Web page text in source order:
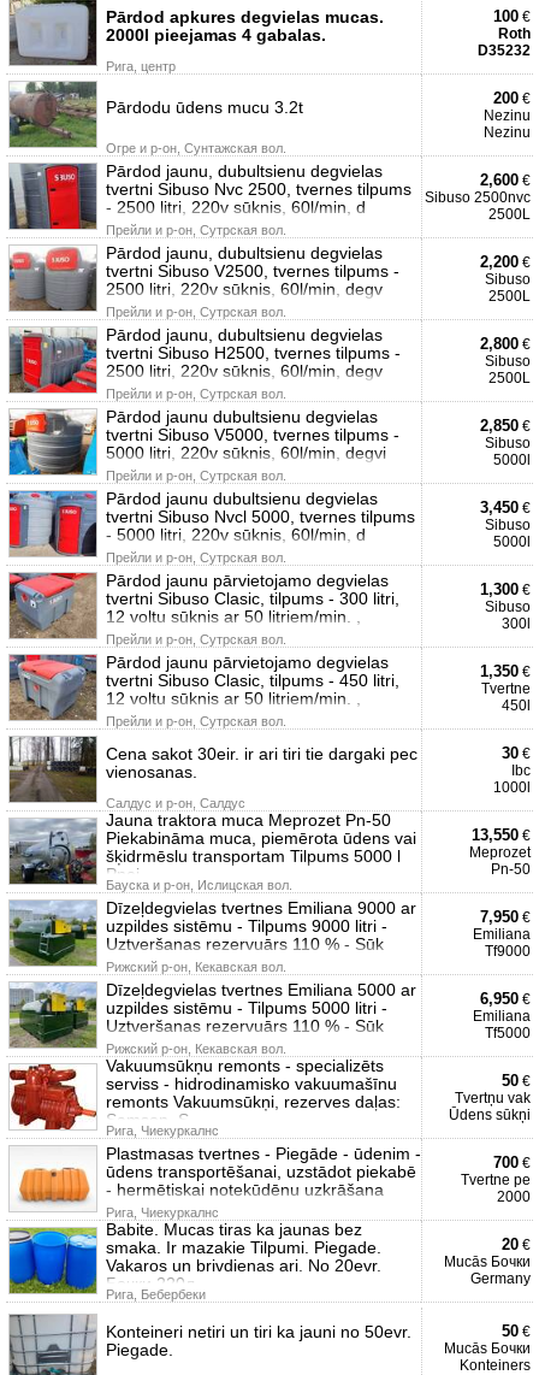
Pārdod apkures degvielas mucas.
2000l pieejamas 4 gabalas.
Рига, центр
100 €
Roth
D35232
Pārdodu ūdens mucu 3.2t
Огре и р-он, Сунтажская вол.
200 €
Nezinu
Nezinu
Pārdod jaunu, dubultsienu degvielas
tvertni Sibuso Nvc 2500, tvernes tilpums
- 2500 litri, 220v sūknis, 60l/min, d
Прейли и р-он, Сутрская вол.
2,600 €
Sibuso 2500nvc
2500L
Pārdod jaunu, dubultsienu degvielas
tvertni Sibuso V2500, tvernes tilpums -
2500 litri, 220v sūknis, 60l/min, degv
Прейли и р-он, Сутрская вол.
2,200 €
Sibuso
2500L
Pārdod jaunu, dubultsienu degvielas
tvertni Sibuso H2500, tvernes tilpums -
2500 litri, 220v sūknis, 60l/min, degv
Прейли и р-он, Сутрская вол.
2,800 €
Sibuso
2500L
Pārdod jaunu dubultsienu degvielas
tvertni Sibuso V5000, tvernes tilpums -
5000 litri, 220v sūknis, 60l/min, degvi
Прейли и р-он, Сутрская вол.
2,850 €
Sibuso
5000l
Pārdod jaunu dubultsienu degvielas
tvertni Sibuso Nvcl 5000, tvernes tilpums
- 5000 litri, 220v sūknis, 60l/min, d
Прейли и р-он, Сутрская вол.
3,450 €
Sibuso
5000l
Pārdod jaunu pārvietojamo degvielas
tvertni Sibuso Clasic, tilpums - 300 litri,
12 voltu sūknis ar 50 litriem/min. ,
Прейли и р-он, Сутрская вол.
1,300 €
Sibuso
300l
Pārdod jaunu pārvietojamo degvielas
tvertni Sibuso Clasic, tilpums - 450 litri,
12 voltu sūknis ar 50 litriem/min. ,
Прейли и р-он, Сутрская вол.
1,350 €
Tvertne
450l
Cena sakot 30eir. ir ari tiri tie dargaki pec
vienosanas.
Салдус и р-он, Салдус
30 €
Ibc
1000l
Jauna traktora muca Meprozet Pn-50
Piekabināma muca, piemērota ūdens vai
šķidrmēslu transportam Tilpums 5000 l
Pnei
Бауска и р-он, Ислицская вол.
13,550 €
Meprozet
Pn-50
Dīzeļdegvielas tvertnes Emiliana 9000 ar
uzpildes sistēmu - Tilpums 9000 litri -
Uztveršanas rezervuārs 110 % - Sūk
Рижский р-он, Кекавская вол.
7,950 €
Emiliana
Tf9000
Dīzeļdegvielas tvertnes Emiliana 5000 ar
uzpildes sistēmu - Tilpums 5000 litri -
Uztveršanas rezervuārs 110 % - Sūk
Рижский р-он, Кекавская вол.
6,950 €
Emiliana
Tf5000
Vakuumsūkņu remonts - specializēts
serviss - hidrodinamisko vakuumašīnu
remonts Vakuumsūkņi, rezerves daļas:
Samson, S
Рига, Чиекуркалнс
50 €
Tvertņu vak
Ūdens sūkņi
Plastmasas tvertnes - Piegāde - ūdenim -
ūdens transportēšanai, uzstādot piekabē
- hermētiskai notekūdēnu uzkrāšana
Рига, Чиекуркалнс
700 €
Tvertne pe
2000
Babite. Mucas tiras ka jaunas bez
smaka. Ir mazakie Tilpumi. Piegade.
Vakaros un brivdienas ari. No 20evr.
Бочки 220л.
Рига, Бебербеки
20 €
Mucās Бочки
Germany
Konteineri netiri un tiri ka jauni no 50evr.
Piegade.
50 €
Mucās Бочки
Konteiners